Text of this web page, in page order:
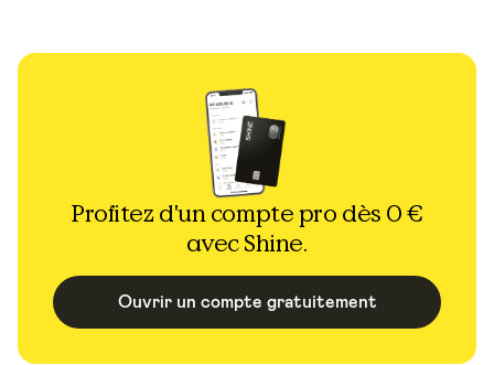
Profitez d'un compte pro dès 0 €
avec Shine.
Ouvrir un compte gratuitement